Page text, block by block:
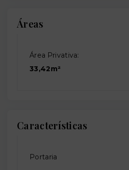
Áreas
Área Privativa:
33,42m²
Características
Portaria